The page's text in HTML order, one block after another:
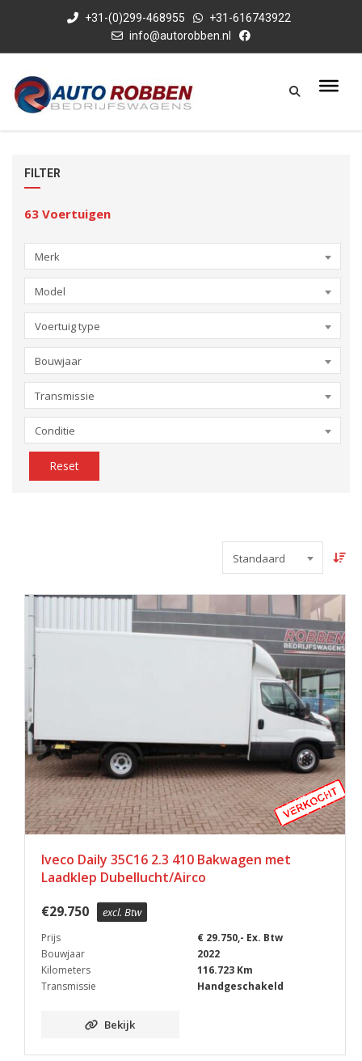
+31-(0)299-468955
+31-616743922
info@autorobben.nl
FILTER
63 Voertuigen
Merk
Model
Voertuig type
Bouwjaar
Transmissie
Conditie
Reset
Standaard
Iveco Daily 35C16 2.3 410 Bakwagen met
Laadklep Dubellucht/Airco
€29.750 excl. Btw
Prijs
€ 29.750,- Ex. Btw
Bouwjaar
2022
Kilometers
116.723 Km
Transmissie
Handgeschakeld
Bekijk